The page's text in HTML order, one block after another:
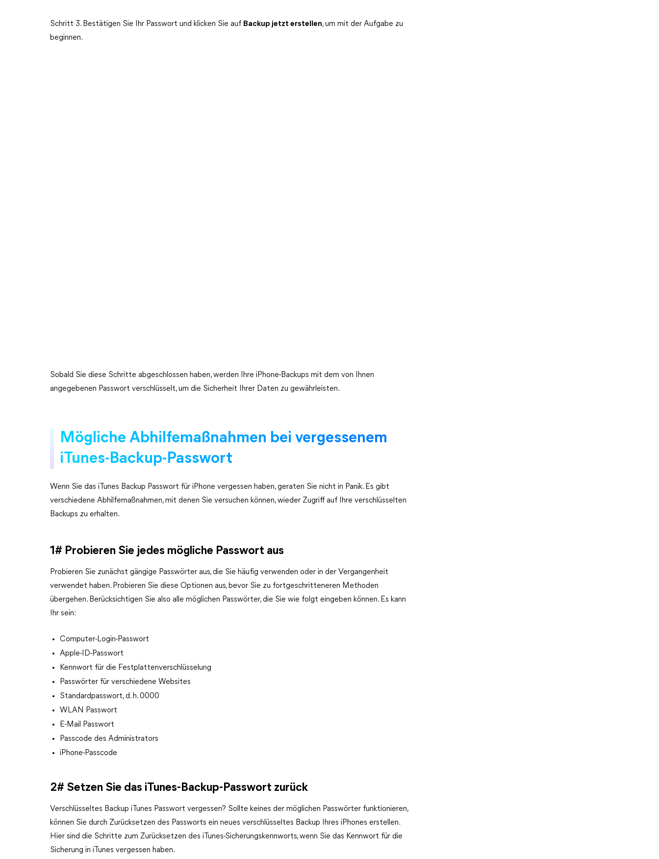
Schritt 3. Bestätigen Sie Ihr Passwort und klicken Sie auf Backup jetzt erstellen, um mit der Aufgabe zu
beginnen.
Sobald Sie diese Schritte abgeschlossen haben, werden Ihre iPhone-Backups mit dem von Ihnen
angegebenen Passwort verschlüsselt, um die Sicherheit Ihrer Daten zu gewährleisten.
Mögliche Abhilfemaßnahmen bei vergessenem
iTunes-Backup-Passwort
Wenn Sie das iTunes Backup Passwort für iPhone vergessen haben, geraten Sie nicht in Panik. Es gibt
verschiedene Abhilfemaßnahmen, mit denen Sie versuchen können, wieder Zugriff auf Ihre verschlüsselten
Backups zu erhalten.
1# Probieren Sie jedes mögliche Passwort aus
Probieren Sie zunächst gängige Passwörter aus, die Sie häufig verwenden oder in der Vergangenheit
verwendet haben. Probieren Sie diese Optionen aus, bevor Sie zu fortgeschritteneren Methoden
übergehen. Berücksichtigen Sie also alle möglichen Passwörter, die Sie wie folgt eingeben können. Es kann
Ihr sein:
Computer-Login-Passwort
Apple-ID-Passwort
Kennwort für die Festplattenverschlüsselung
Passwörter für verschiedene Websites
Standardpasswort, d. h. 0000
WLAN Passwort
E-Mail Passwort
Passcode des Administrators
iPhone-Passcode
2# Setzen Sie das iTunes-Backup-Passwort zurück
Verschlüsseltes Backup iTunes Passwort vergessen? Sollte keines der möglichen Passwörter funktionieren,
können Sie durch Zurücksetzen des Passworts ein neues verschlüsseltes Backup Ihres iPhones erstellen.
Hier sind die Schritte zum Zurücksetzen des iTunes-Sicherungskennworts, wenn Sie das Kennwort für die
Sicherung in iTunes vergessen haben.